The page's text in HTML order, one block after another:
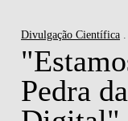
Divulgação Científica
Pedra